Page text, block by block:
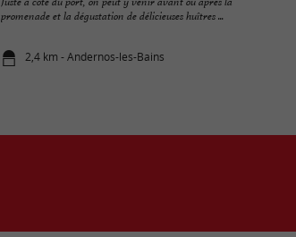
promenade et la dégustation de délicieuses huîtres ...
2,4 km - Andernos-les-Bains